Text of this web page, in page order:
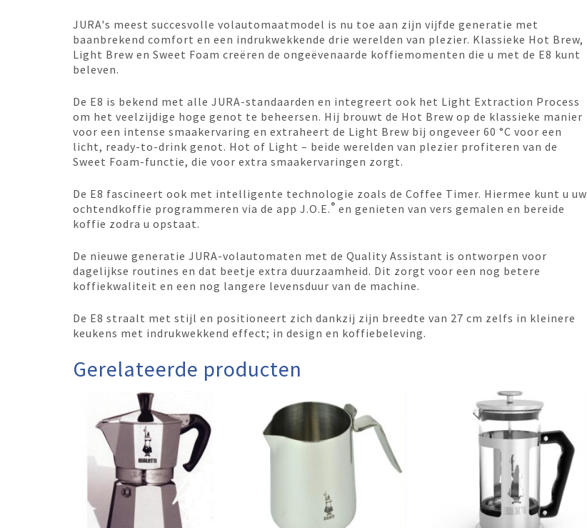
JURA's meest succesvolle volautomaatmodel is nu toe aan zijn vijfde generatie met
baanbrekend comfort en een indrukwekkende drie werelden van plezier. Klassieke Hot Brew,
Light Brew en Sweet Foam creëren de ongeëvenaarde koffiemomenten die u met de E8 kunt
beleven.
De E8 is bekend met alle JURA-standaarden en integreert ook het Light Extraction Process
om het veelzijdige hoge genot te beheersen. Hij brouwt de Hot Brew op de klassieke manier
voor een intense smaakervaring en extraheert de Light Brew bij ongeveer 60 °C voor een
licht, ready-to-drink genot. Hot of Light – beide werelden van plezier profiteren van de
Sweet Foam-functie, die voor extra smaakervaringen zorgt.
De E8 fascineert ook met intelligente technologie zoals de Coffee Timer. Hiermee kunt u uw
ochtendkoffie programmeren via de app J.O.E. ® en genieten van vers gemalen en bereide
koffie zodra u opstaat.
De nieuwe generatie JURA-volautomaten met de Quality Assistant is ontworpen voor
dagelijkse routines en dat beetje extra duurzaamheid. Dit zorgt voor een nog betere
koffiekwaliteit en een nog langere levensduur van de machine.
De E8 straalt met stijl en positioneert zich dankzij zijn breedte van 27 cm zelfs in kleinere
keukens met indrukwekkend effect; in design en koffiebeleving.
Gerelateerde producten